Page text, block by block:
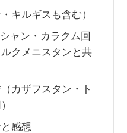
キルギスも含む）
ャン・カラクム回
クメニスタンと共
カザフスタン・ト
感想